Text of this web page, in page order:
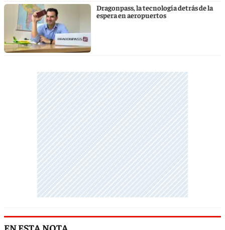
Dragonpass, la tecnología detrás de la
espera en aeropuertos
EN ESTA NOTA